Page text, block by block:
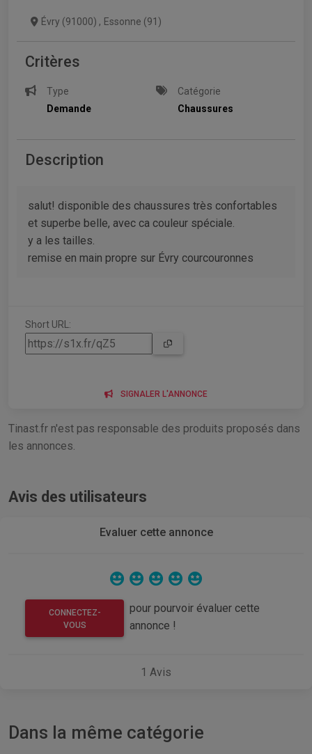
Évry (91000) , Essonne (91)
Critères
Type
Demande
Catégorie
Chaussures
Description
salut! disponible des chaussures très confortables
et superbe belle, avec ca couleur spéciale.
y a les tailles.
remise en main propre sur Évry courcouronnes
Short URL:
SIGNALER L'ANNONCE
Tinast.fr n'est pas responsable des produits proposés dans
les annonces.
Avis des utilisateurs
Evaluer cette annonce
CONNECTEZ-
VOUS
pour pourvoir évaluer cette
annonce !
1 Avis
Dans la même catégorie